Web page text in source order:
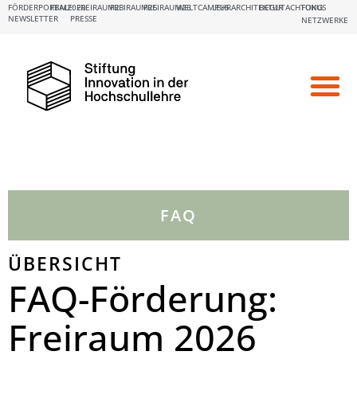
NEWSLETTER PRESSE
FÖRDERPORTALE:
FBM2020FREIRAUM23FREIRAUM25FREIRAUM26WELTCAMPUSLEHRARCHITEKTURBEGUTACHTUNG
FOKUS
NETZWERKE
FAQ
ÜBERSICHT
FAQ-Förderung:
Freiraum 2026